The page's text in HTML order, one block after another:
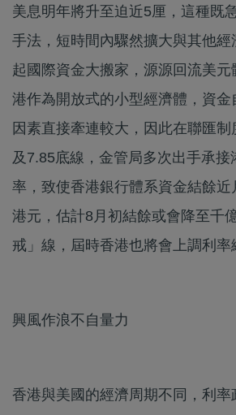
美息明年將升至迫近5厘，這種既
手法，短時間內驟然擴大與其他經
起國際資金大搬家，源源回流美
港作為開放式的小型經濟體，資
因素直接牽連較大，因此在聯匯
及7.85底線，金管局多次出手承接
率，致使香港銀行體系資金結餘
港元，估計8月初結餘或會降至千
戒」線，屆時香港也將會上調利率
興風作浪不自量力
香港與美國的經濟周期不同，利率